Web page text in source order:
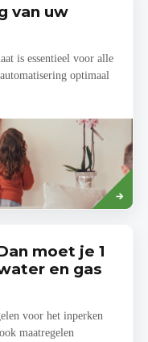
van uw
is essentieel voor alle
optimaal
meer
moet je 1
en gas
voor het inperken
maatregelen